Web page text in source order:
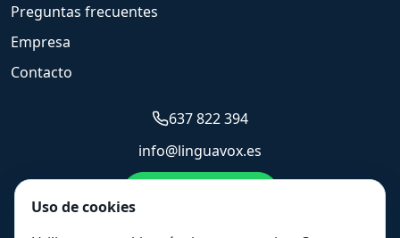
Preguntas frecuentes
Empresa
Contacto
637 822 394
info@linguavox.es
Solicitar presupuesto
Uso de cookies